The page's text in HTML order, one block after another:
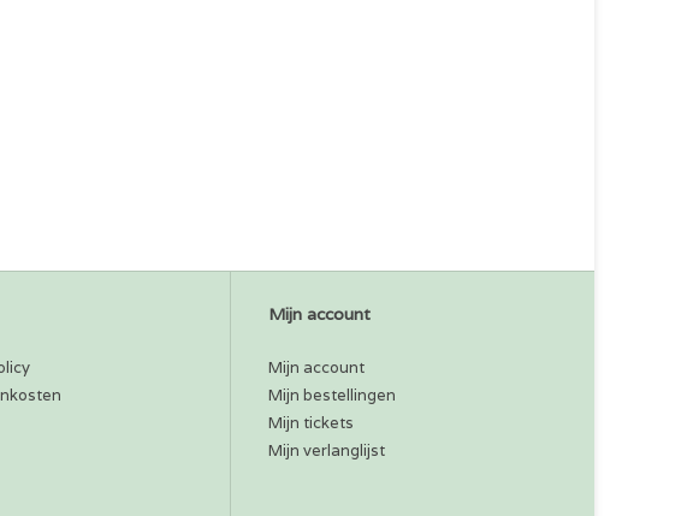
Mijn account
Mijn account
Mijn bestellingen
Mijn tickets
Mijn verlanglijst